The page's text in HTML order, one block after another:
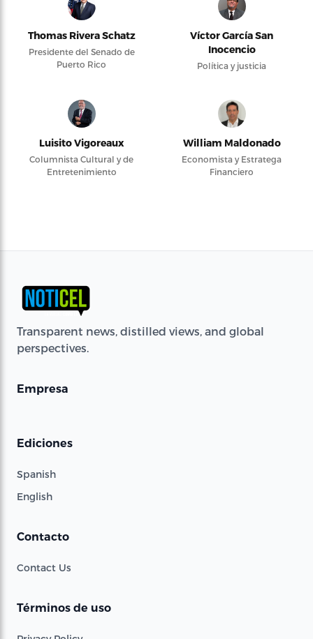
Thomas Rivera Schatz
Presidente del Senado de
Puerto Rico
Víctor García San
Inocencio
Política y justicia
Luisito Vigoreaux
Columnista Cultural y de
Entretenimiento
William Maldonado
Economista y Estratega
Financiero
Transparent news, distilled views, and global
perspectives.
Empresa
Ediciones
Spanish
English
Contacto
Contact Us
Términos de uso